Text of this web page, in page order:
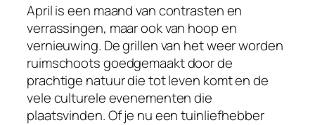
April is een maand van contrasten en
verrassingen, maar ook van hoop en
vernieuwing. De grillen van het weer worden
ruimschoots goedgemaakt door de
prachtige natuur die tot leven komt en de
vele culturele evenementen die
plaatsvinden. Of je nu een tuinliefhebber